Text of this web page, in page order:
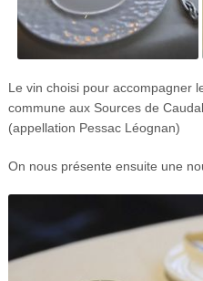
Le vin choisi pour accompagner
commune aux Sources de
(appellation Pessac Léognan)
On nous présente ensuite une